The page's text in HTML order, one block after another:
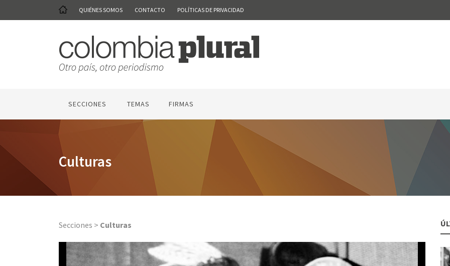
QUIÉNES SOMOS CONTACTO POLÍTICAS DE PRIVACIDAD
SECCIONES TEMAS FIRMAS
Culturas
Secciones > Culturas